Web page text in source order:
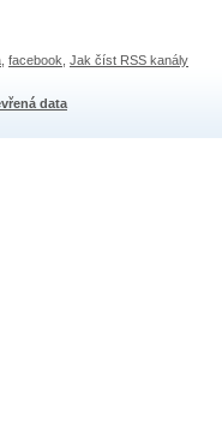
facebook Jak číst RSS kanály
data